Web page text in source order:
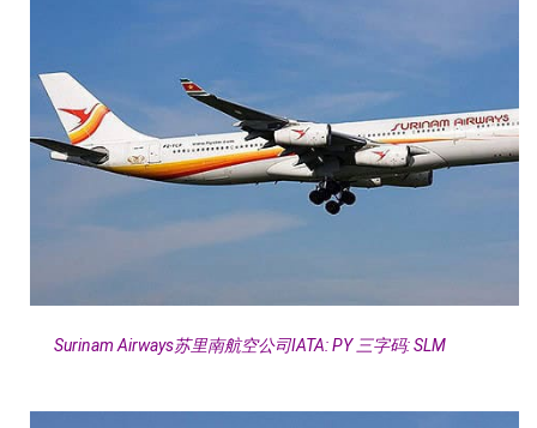
Surinam Airways苏里南航空公司IATA: PY 三字码: SLM